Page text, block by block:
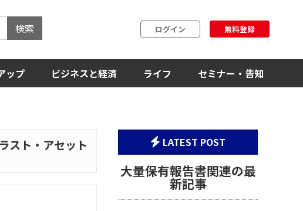
検索 ログイン 無料登録
ップ ビジネスと経済 ライフ セミナー・告知
スト・アセット LATEST POST
大量保有報告書関連の最
新記事